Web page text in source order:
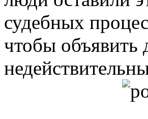
судебных
чтобы